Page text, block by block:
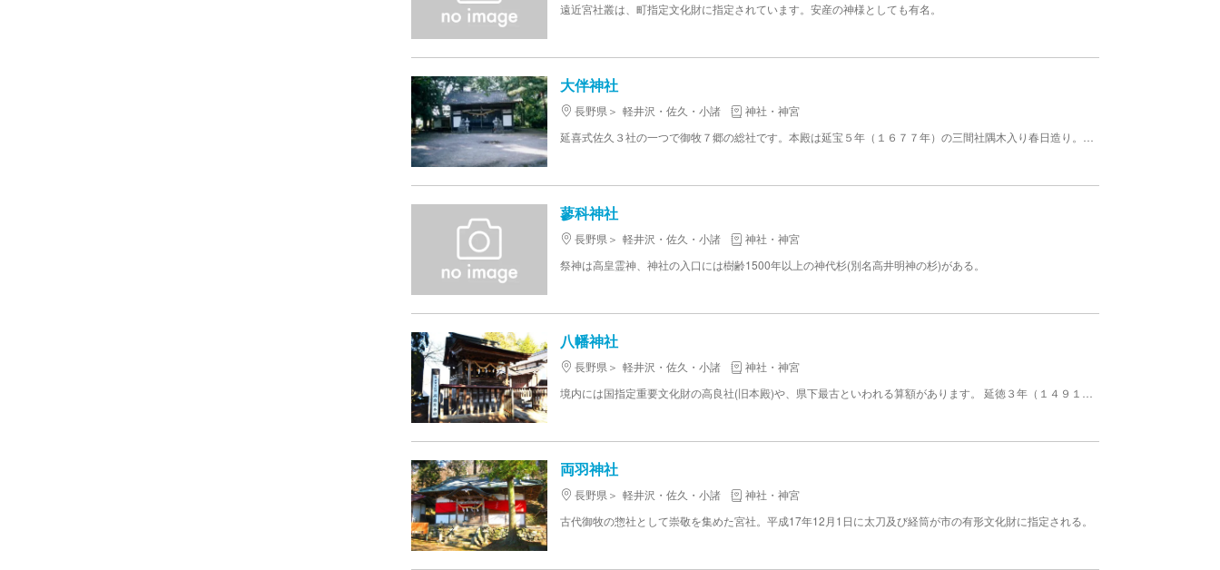
遠近宮社叢は、町指定文化財に指定されています。安産の神様としても有名。
大伴神社
長野県 軽井沢・佐久・小諸
神社・神宮
蓼科神社
長野県 軽井沢・佐久・小諸
神社・神宮
祭神は高皇霊神、神社の入口には樹齢1500年以上の神代杉(別名高井明神の杉)がある。
八幡神社
長野県 軽井沢・佐久・小諸
神社・神宮
両羽神社
長野県 軽井沢・佐久・小諸
神社・神宮
古代御牧の惣社として崇敬を集めた宮社。平成17年12月1日に太刀及び経筒が市の有形文化財に指定される。